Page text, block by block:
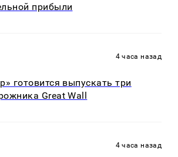
прибыли
4 часа назад
готовится выпускать три
Great Wall
4 часа назад